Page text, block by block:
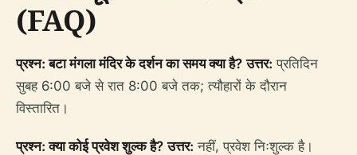
(FAQ)
प्रश्न: बटा मंगला मंदिर के दर्शन का समय क्या है? उत्तर: प्रतिदिन
सुबह 6:00 बजे से रात 8:00 बजे तक; त्यौहारों के दौरान
विस्तारित।
प्रश्न: क्या कोई प्रवेश शुल्क है? उत्तर: नहीं, प्रवेश निःशुल्क है।